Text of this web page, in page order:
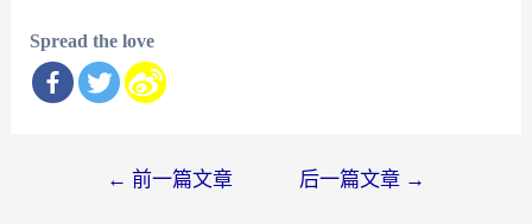
Spread the love
← 前一篇文章 后一篇文章 →